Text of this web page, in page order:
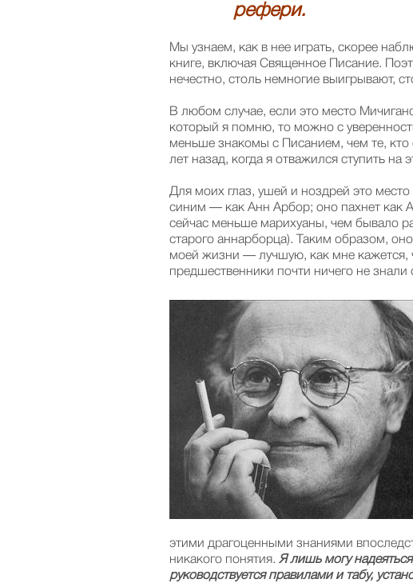
рефери.
Мы узнаем, как в нее играть, скорее
книге, включая Священное Писание.
нечестно, столь немногие выигрывают,
В любом случае, если это место
который я помню, то можно с
меньше знакомы с Писанием, чем те, кто
лет назад, когда я отважился ступить на
Для моих глаз, ушей и ноздрей это
синим — как Анн Арбор; оно пахнет как
сейчас меньше марихуаны, чем бывало
старого аннарборца). Таким образом,
моей жизни — лучшую, как мне кажется,
предшественники почти ничего не знали
этими драгоценными знаниями
никакого понятия. Я лишь могу
руководствуется правилами и табу,